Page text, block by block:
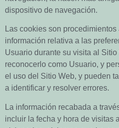
dispositivo de navegación.
Las cookies son
información relativa a las
Usuario durante su visita al
reconocerlo como Usuario, y
el uso del Sitio Web, y pueden
a identificar y resolver errores.
La información recabada a
incluir la fecha y hora de visitas